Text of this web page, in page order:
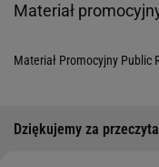
Materiał
Materiał Promocyjny Public
Dziękujemy za